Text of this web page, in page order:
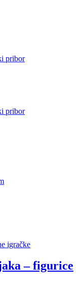
pribor
pribor
igračke
– figurice